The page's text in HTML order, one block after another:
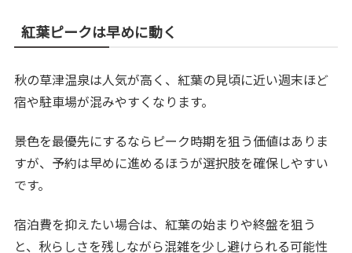
紅葉ピークは早めに動く
秋の草津温泉は人気が高く、紅葉の見頃に近い週末ほど
宿や駐車場が混みやすくなります。
景色を最優先にするならピーク時期を狙う価値はありま
すが、予約は早めに進めるほうが選択肢を確保しやすい
です。
宿泊費を抑えたい場合は、紅葉の始まりや終盤を狙う
と、秋らしさを残しながら混雑を少し避けられる可能性